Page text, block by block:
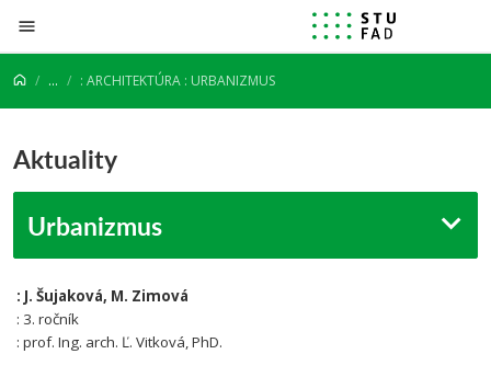
Prejsť na obsah
... : ARCHITEKTÚRA : URBANIZMUS
Aktuality
Urbanizmus
: J. Šujaková, M. Zimová
: 3. ročník
: prof. Ing. arch. Ľ. Vitková, PhD.